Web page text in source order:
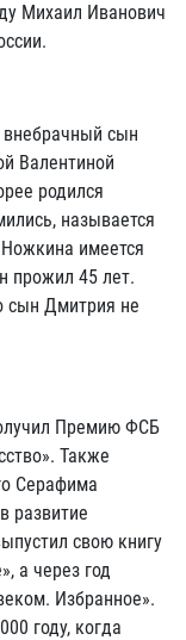
Михаил Иванович
сын
Валентиной
родился
называется
имеется
прожил 45 лет.
сын Дмитрия не
Премию ФСБ
Также
Серафима
развитие
свою книгу
а через год
Избранное».
году, когда